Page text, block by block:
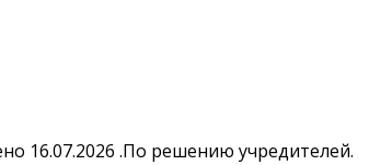
16.07.2026 .По решению учредителей.